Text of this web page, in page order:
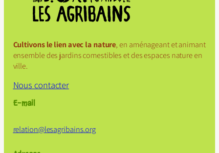
Cultivons le lien avec la nature, en aménageant et animant
ensemble des jardins comestibles et des espaces nature en
ville.
Nous contacter
E-mail
relation@lesagribains.org